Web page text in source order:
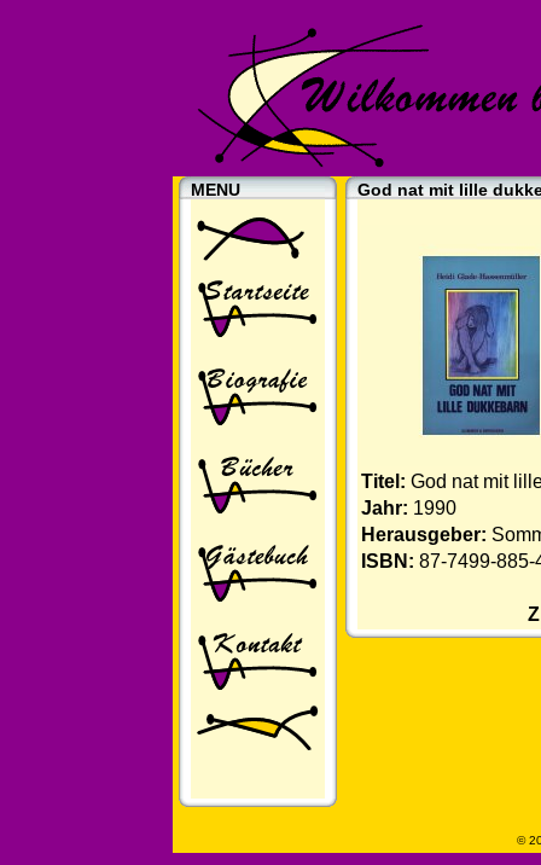
MENU God nat mit lille
Titel: God nat mit
Jahr: 1990
Herausgeber:
ISBN: 87-7499-885-
©